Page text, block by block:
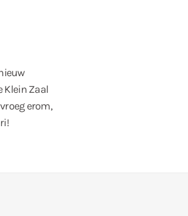
Klein Zaal
erom,